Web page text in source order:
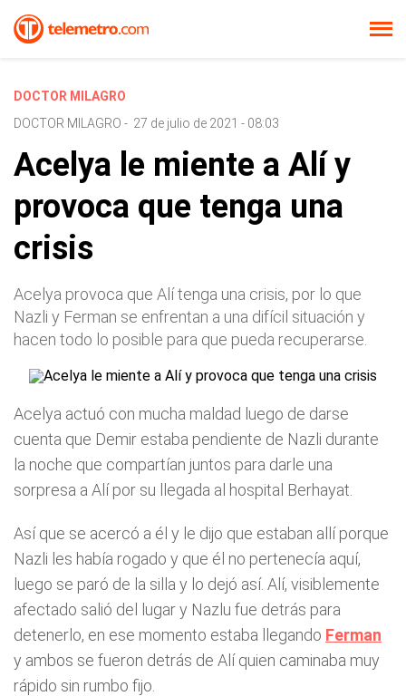
DOCTOR MILAGRO
DOCTOR MILAGRO - 27 de julio de 2021 - 08:03
Acelya le miente a Alí y
provoca que tenga una
crisis
Acelya provoca que Alí tenga una crisis, por lo que
Nazli y Ferman se enfrentan a una difícil situación y
hacen todo lo posible para que pueda recuperarse.
Acelya actuó con mucha maldad luego de darse
cuenta que Demir estaba pendiente de Nazli durante
la noche que compartían juntos para darle una
sorpresa a Alí por su llegada al hospital Berhayat.
Así que se acercó a él y le dijo que estaban allí porque
Nazli les había rogado y que él no pertenecía aquí,
luego se paró de la silla y lo dejó así. Alí, visiblemente
afectado salió del lugar y Nazlu fue detrás para
detenerlo, en ese momento estaba llegando Ferman
y ambos se fueron detrás de Alí quien caminaba muy
rápido sin rumbo fijo.